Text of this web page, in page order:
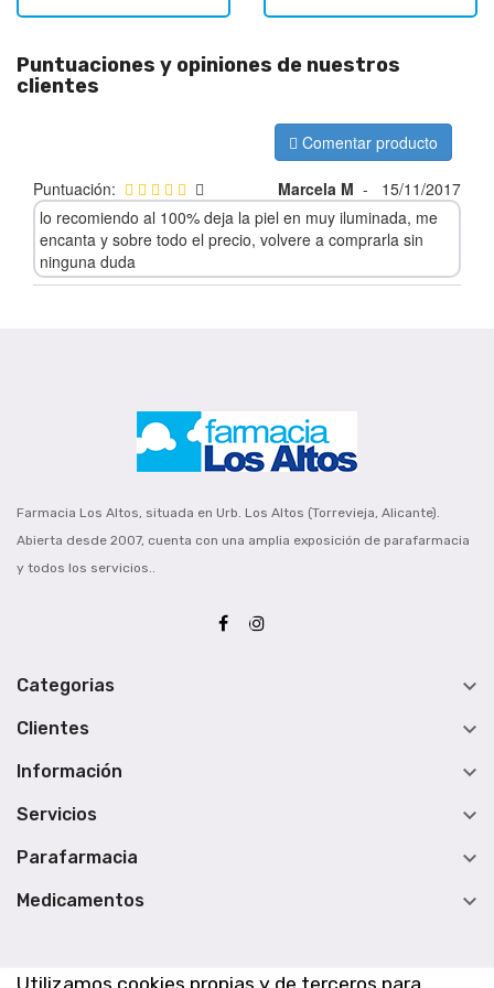
Utilizamos cookies propias y de terceros para
Puntuaciones y opiniones de nuestros
clientes
Comentar producto
Puntuación: Marcela M -
15/11/2017
lo recomiendo al 100% deja la piel en muy iluminada, me
encanta y sobre todo el precio, volvere a comprarla sin
ninguna duda
Farmacia Los Altos, situada en Urb. Los Altos (Torrevieja, Alicante).
Abierta desde 2007, cuenta con una amplia exposición de parafarmacia
y todos los servicios..
Categorias 
Clientes 
Información 
Servicios 
Parafarmacia 
Medicamentos 